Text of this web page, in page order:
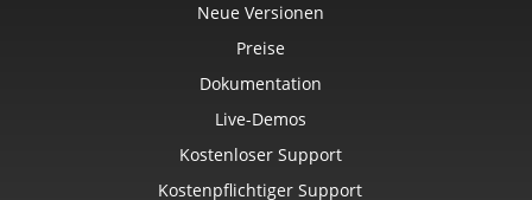
Neue Versionen
Preise
Dokumentation
Live-Demos
Kostenloser Support
Kostenpflichtiger Support